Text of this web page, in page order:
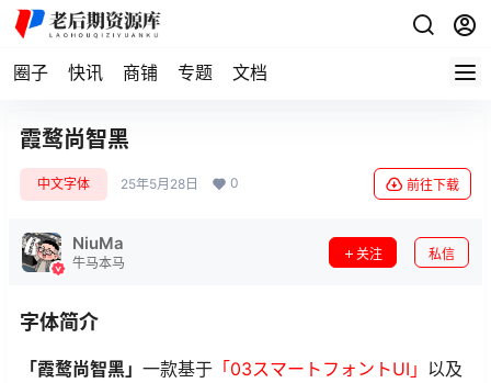
圈子 快讯 商铺 专题 文档
霞鹜尚智黑
中文字体 25年5月28日 0 前往下载
NiuMa
牛马本马
关注 私信
字体简介
「霞鹜尚智黑」 一款基于 「03スマートフォントUI」 以及